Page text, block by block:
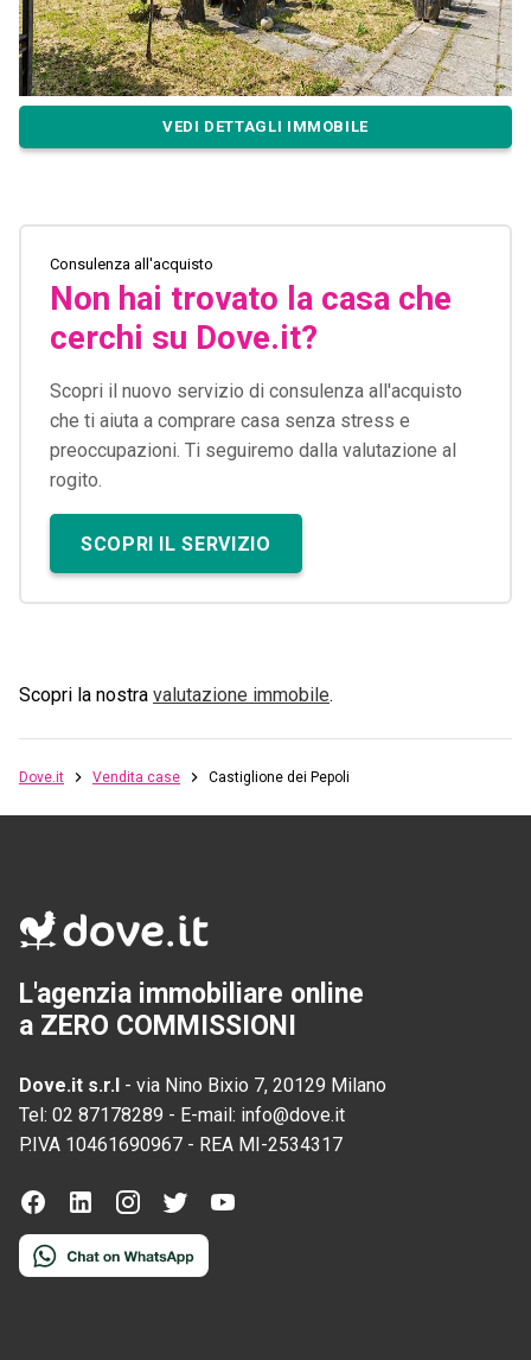
VEDI DETTAGLI IMMOBILE
Consulenza all'acquisto
Non hai trovato la casa che
cerchi su Dove.it?
Scopri il nuovo servizio di consulenza all'acquisto
che ti aiuta a comprare casa senza stress e
preoccupazioni. Ti seguiremo dalla valutazione al
rogito.
SCOPRI IL SERVIZIO
Scopri la nostra valutazione immobile.
Dove.it Vendita case Castiglione dei Pepoli
L'agenzia immobiliare online
a ZERO COMMISSIONI
Dove.it s.r.l - via Nino Bixio 7, 20129 Milano
Tel: 02 87178289 - E-mail: info@dove.it
P.IVA 10461690967 - REA MI-2534317